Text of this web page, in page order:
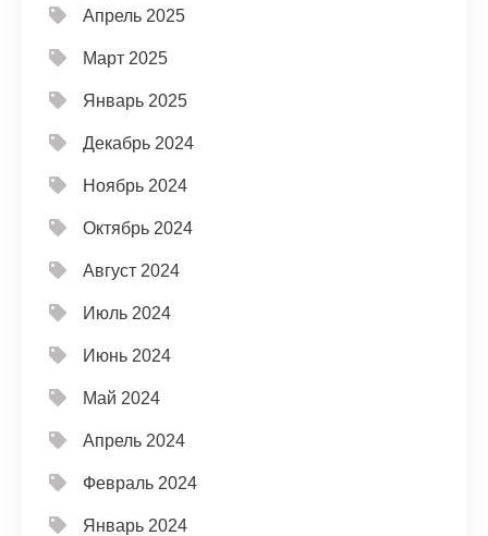
Апрель 2025
Март 2025
Январь 2025
Декабрь 2024
Ноябрь 2024
Октябрь 2024
Август 2024
Июль 2024
Июнь 2024
Май 2024
Апрель 2024
Февраль 2024
Январь 2024